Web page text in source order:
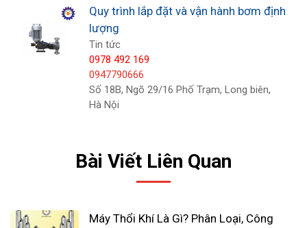
Bơm hóa chất
Bơm hóa chấtlà một thiết bị quan trọng trong việc
vận chuyển và phân phối các chất hóa chất trong
quy trình sản xuất và xử lý. Bơm hóa chất được
thiết kế để đáp ứng các yêu cầu đặc biệt của việc
xử lý các loại hóa chất khác nhau, từ hóa chất ăn
bảo tính an toàn, hiệu suất cao và độ tin cậy trong
việc cung cấp chính xác lượng chất hóa chất cần
Quy trình lắp đặt và vận hành bơm định
lượng
Tin tức
0978 492 169
0947790666
Số 18B, Ngõ 29/16 Phố Trạm, Long biên,
Hà Nội
Bài Viết Liên Quan
Máy Thổi Khí Là Gì? Phân Loại, Công